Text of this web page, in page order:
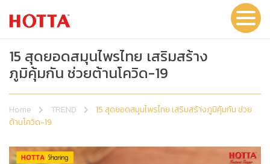
15 สุดยอดสมุนไพรไทย เสริมสร้าง
ภูมิคุ้มกัน ช่วยต้านโควิด-19
Home TREND
15 สุดยอดสมุนไพรไทย เสริมสร้างภูมิคุ้มกัน ช่วย
ต้านโควิด-19